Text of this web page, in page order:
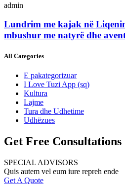
admin
Lundrim me kajak në
mbushur me natyrë dhe
All Categories
E pakategorizuar
I Love Tuzi App (sq)
Kultura
Lajme
Tura dhe Udhetime
Udhëzues
Get Free Consultations
SPECIAL ADVISORS
Quis autem vel eum iure repreh ende
Get A Quote